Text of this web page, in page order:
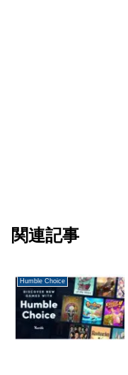
関連記事
Humble Choice